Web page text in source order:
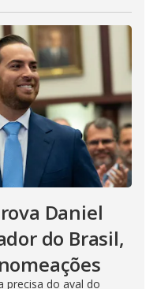
Daniel
do Brasil,
precisa do aval do